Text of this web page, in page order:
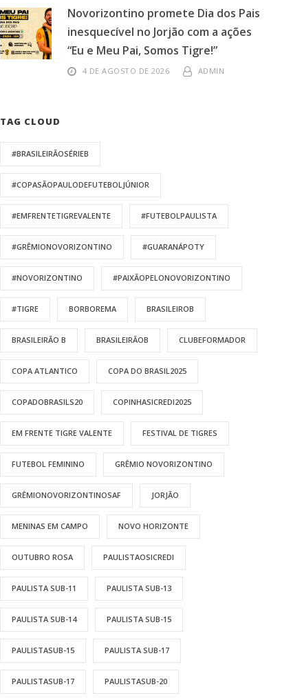
Novorizontino promete Dia dos Pais
inesquecível no Jorjão com a ações
“Eu e Meu Pai, Somos Tigre!”
4 DE AGOSTO DE 2026 ADMIN
TAG CLOUD
#BRASILEIRÃOSÉRIEB
#COPASÃOPAULODEFUTEBOLJÚNIOR
#EMFRENTETIGREVALENTE #FUTEBOLPAULISTA
#GRÊMIONOVORIZONTINO #GUARANÁPOTY
#NOVORIZONTINO #PAIXÃOPELONOVORIZONTINO
#TIGRE BORBOREMA BRASILEIROB
BRASILEIRÃO B BRASILEIRÃOB CLUBEFORMADOR
COPA ATLANTICO COPA DO BRASIL2025
COPADOBRASILS20 COPINHASICREDI2025
EM FRENTE TIGRE VALENTE FESTIVAL DE TIGRES
FUTEBOL FEMININO GRÊMIO NOVORIZONTINO
GRÊMIONOVORIZONTINOSAF JORJÃO
MENINAS EM CAMPO NOVO HORIZONTE
OUTUBRO ROSA PAULISTAOSICREDI
PAULISTA SUB-11 PAULISTA SUB-13
PAULISTA SUB-14 PAULISTA SUB-15
PAULISTASUB-15 PAULISTA SUB-17
PAULISTASUB-17 PAULISTASUB-20